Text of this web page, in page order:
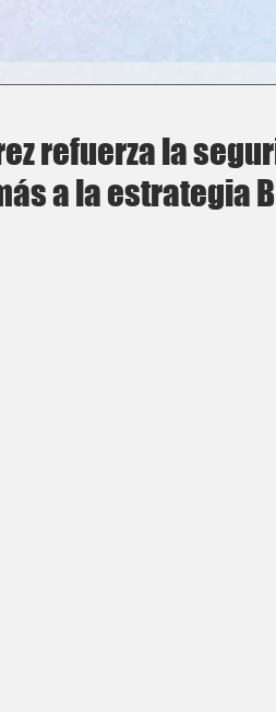
refuerza la
a la estrategia